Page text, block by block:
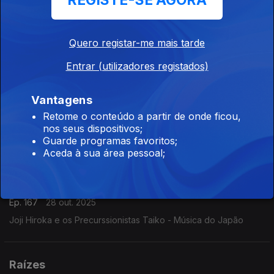
30 out. 2025
investigador Cacai Nunes: Os Irmãos Araújo, Jayme Araújo,
Manoel Araújo e Zé Bodega, Alventino Cavalcanti em baiões
de 1961, Zaccarias e sua Orquestra em frevos ...
29 out. 2025
Michyo Myagi - Música Koto - Música Tradicional do Japão Int.
Michyo Myagi em koto e canto.
Ep. 167
28 out. 2025
Joji Hiroka e os Precurssionistas Taiko - Música do Japão
Raízes
Quero registar-me mais tarde
Entrar (utilizadores registados)
Vantagens
Retome o conteúdo a partir de onde ficou,
nos seus dispositivos;
Guarde programas favoritos;
Aceda à sua área pessoal;